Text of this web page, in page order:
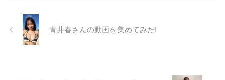
青井春さんの動画を集めてみた!